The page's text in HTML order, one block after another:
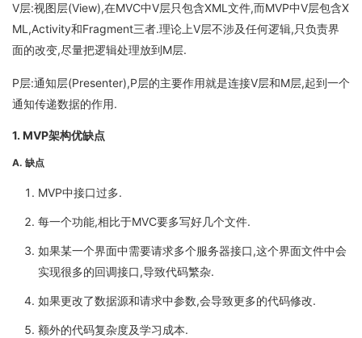
V层:视图层(View),在MVC中V层只包含XML文件,而MVP中V层包含X
ML,Activity和Fragment三者.理论上V层不涉及任何逻辑,只负责界
面的改变,尽量把逻辑处理放到M层.
P层:通知层(Presenter),P层的主要作用就是连接V层和M层,起到一个
通知传递数据的作用.
1. MVP架构优缺点
A. 缺点
MVP中接口过多.
每一个功能,相比于MVC要多写好几个文件.
如果某一个界面中需要请求多个服务器接口,这个界面文件中会
实现很多的回调接口,导致代码繁杂.
如果更改了数据源和请求中参数,会导致更多的代码修改.
额外的代码复杂度及学习成本.